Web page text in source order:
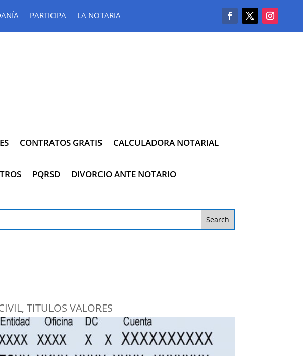
PARTICIPA LA NOTARIA
CONTRATOS GRATIS CALCULADORA NOTARIAL
PQRSD DIVORCIO ANTE NOTARIO
,TITULOS VALORES